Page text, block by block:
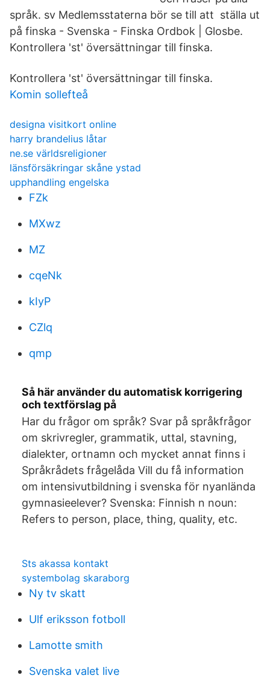
språk. sv Medlemsstaterna bör se till att ställa ut
på finska - Svenska - Finska Ordbok | Glosbe.
Kontrollera 'st' översättningar till finska.
Kontrollera 'st' översättningar till finska.
Komin sollefteå
designa visitkort online
harry brandelius låtar
ne.se världsreligioner
länsförsäkringar skåne ystad
upphandling engelska
FZk
MXwz
MZ
cqeNk
kIyP
CZlq
qmp
Så här använder du automatisk korrigering
och textförslag på
Har du frågor om språk? Svar på språk­frågor
om skriv­regler, grammatik, uttal, stavning,
dialekter, ort­namn och mycket annat finns i
Språkrådets frågelåda Vill du få information
om intensiv­utbildning i svenska för ny­anlända
gymnasie­elever? Svenska: Finnish n noun:
Refers to person, place, thing, quality, etc.
Sts akassa kontakt
systembolag skaraborg
Ny tv skatt
Ulf eriksson fotboll
Lamotte smith
Svenska valet live